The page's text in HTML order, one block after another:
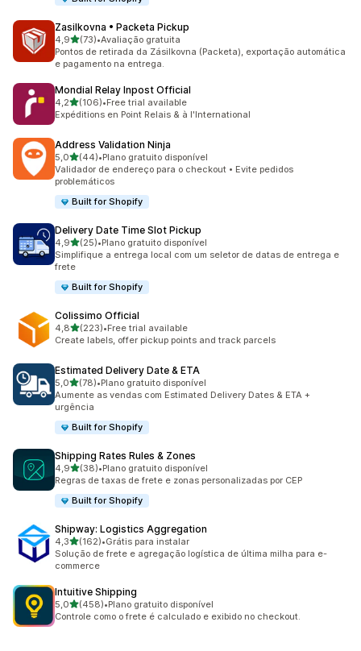
Zasilkovna • Packeta Pickup
4,9de 5 estrelas
(73)
73 avaliações ao todo
•Avaliação gratuita
Pontos de retirada da Zásilkovna (Packeta), exportação automática
e pagamento na entrega.
Mondial Relay Inpost Official
4,2de 5 estrelas
(106)
106 avaliações ao todo
•Free trial available
Expéditions en Point Relais & à l'International
Address Validation Ninja
5,0de 5 estrelas
(44)
44 avaliações ao todo
•Plano gratuito disponível
Validador de endereço para o checkout • Evite pedidos
problemáticos
Built for Shopify
Delivery Date Time Slot Pickup
4,9de 5 estrelas
(25)
25 avaliações ao todo
•Plano gratuito disponível
Simplifique a entrega local com um seletor de datas de entrega e
frete
Built for Shopify
Colissimo Official
4,8de 5 estrelas
(223)
223 avaliações ao todo
•Free trial available
Create labels, offer pickup points and track parcels
Estimated Delivery Date & ETA
5,0de 5 estrelas
(78)
78 avaliações ao todo
•Plano gratuito disponível
Aumente as vendas com Estimated Delivery Dates & ETA +
urgência
Built for Shopify
Shipping Rates Rules & Zones
4,9de 5 estrelas
(38)
38 avaliações ao todo
•Plano gratuito disponível
Regras de taxas de frete e zonas personalizadas por CEP
Built for Shopify
Shipway: Logistics Aggregation
4,3de 5 estrelas
(162)
162 avaliações ao todo
•Grátis para instalar
Solução de frete e agregação logística de última milha para e-
commerce
Intuitive Shipping
5,0de 5 estrelas
(458)
458 avaliações ao todo
•Plano gratuito disponível
Controle como o frete é calculado e exibido no checkout.